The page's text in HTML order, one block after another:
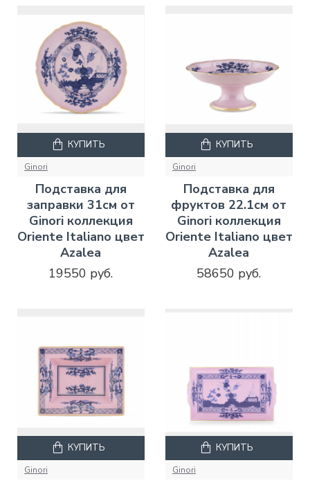
Ginori
Подставка для
заправки 31см от
Ginori коллекция
Oriente Italiano цвет
Azalea
19550 руб.
КУПИТЬ
Ginori
Подставка для
фруктов 22.1см от
Ginori коллекция
Oriente Italiano цвет
Azalea
58650 руб.
КУПИТЬ
Ginori
КУПИТЬ
Ginori
КУПИТЬ